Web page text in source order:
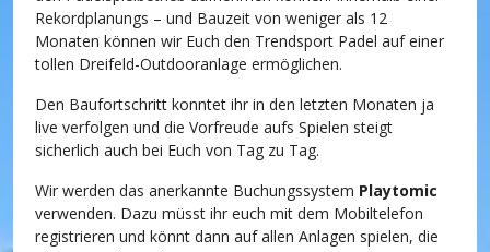
Rekordplanungs – und Bauzeit von weniger als 12
Monaten können wir Euch den Trendsport Padel auf einer
tollen Dreifeld-Outdooranlage ermöglichen.
Den Baufortschritt konntet ihr in den letzten Monaten ja
live verfolgen und die Vorfreude aufs Spielen steigt
sicherlich auch bei Euch von Tag zu Tag.
Wir werden das anerkannte Buchungssystem Playtomic
verwenden. Dazu müsst ihr euch mit dem Mobiltelefon
registrieren und könnt dann auf allen Anlagen spielen, die